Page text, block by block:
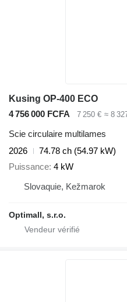
Kusing OP-400 ECO
4 756 000 FCFA
7 250 € ≈ 8
Scie circulaire multilames
2026
74.78 ch (54.97 kW)
Puissance 4 kW
Slovaquie, Kežmarok
Optimall, s.r.o.